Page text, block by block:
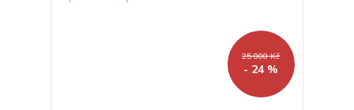
25 000 Kč
- 24 %